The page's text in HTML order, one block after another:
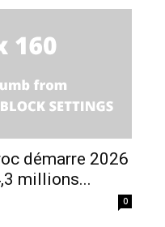
démarre 2026
millions...
0